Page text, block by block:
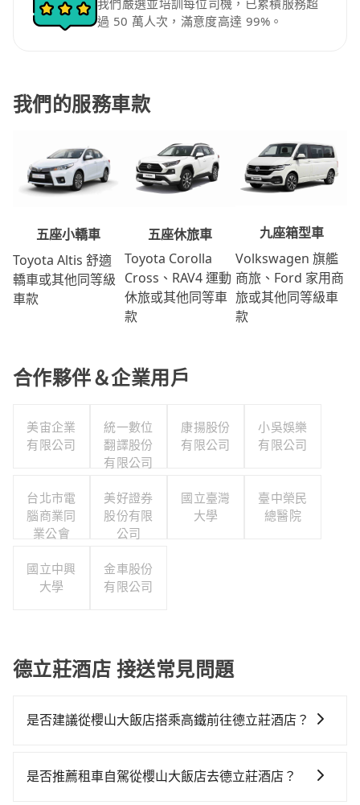
我們嚴選並培訓每位司機，已累積服務超
過 50 萬人次，滿意度高達 99%。
我們的服務車款
五座小轎車
Toyota Altis 舒適
轎車或其他同等級
車款
五座休旅車
Toyota Corolla
Cross、RAV4 運動
休旅或其他同等車
款
九座箱型車
Volkswagen 旗艦
商旅、Ford 家用商
旅或其他同等級車
款
合作夥伴＆企業用戶
美宙企業
有限公司
統一數位
翻譯股份
有限公司
康揚股份
有限公司
小吳娛樂
有限公司
台北市電
腦商業同
業公會
美好證券
股份有限
公司
國立臺灣
大學
臺中榮民
總醫院
國立中興
大學
金車股份
有限公司
德立莊酒店 接送常見問題
是否建議從櫻山大飯店搭乘高鐵前往德立莊酒店？
較貴，且難叫計程車前往高鐵站！從最早06:21一直到
是否推薦租車自駕從櫻山大飯店去德立莊酒店？